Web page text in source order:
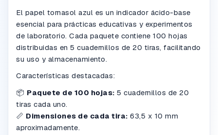
El papel tornasol azul es un indicador ácido-base
esencial para prácticas educativas y experimentos
de laboratorio. Cada paquete contiene 100 hojas
distribuidas en 5 cuadernillos de 20 tiras, facilitando
su uso y almacenamiento.
Características destacadas:
📦 Paquete de 100 hojas: 5 cuadernillos de 20
tiras cada uno.
📏 Dimensiones de cada tira: 63,5 x 10 mm
aproximadamente.